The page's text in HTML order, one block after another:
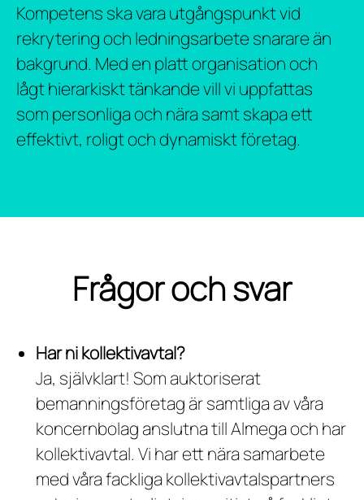
Kompetens ska vara utgångspunkt vid
rekrytering och ledningsarbete snarare än
bakgrund. Med en platt organisation och
lågt hierarkiskt tänkande vill vi uppfattas
som personliga och nära samt skapa ett
effektivt, roligt och dynamiskt företag.
Frågor och svar
Har ni kollektivavtal?
Ja, självklart! Som auktoriserat
bemanningsföretag är samtliga av våra
koncernbolag anslutna till Almega och har
kollektivavtal. Vi har ett nära samarbete
med våra fackliga kollektivavtalspartners